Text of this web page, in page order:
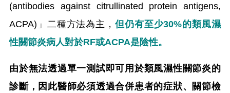
(antibodies against citrullinated protein antigens,
ACPA)」二種方法為主， 但仍有至少30%的類風濕
性關節炎病人對於RF或ACPA是陰性。
由於無法透過單一測試即可用於類風濕性關節炎的
診斷，因此醫師必須透過合併患者的症狀、關節檢